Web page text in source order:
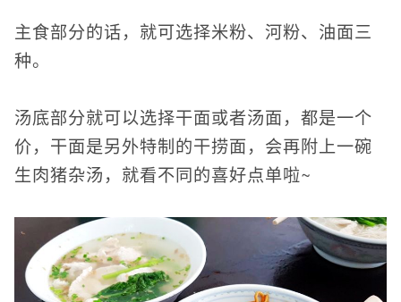
主食部分的话，就可选择米粉、河粉、油面三
种。
汤底部分就可以选择干面或者汤面，都是一个
价，干面是另外特制的干捞面，会再附上一碗
生肉猪杂汤，就看不同的喜好点单啦~